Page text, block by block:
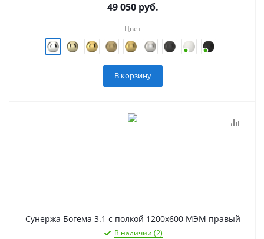
49 050руб.
Цвет
В корзину
Сунержа Богема 3.1 с полкой 1200х600 МЭМ правый
В наличии (2)